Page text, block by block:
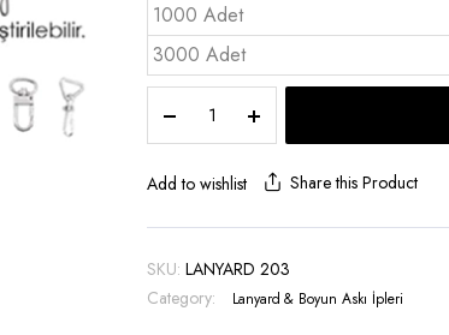
1000 Adet
3000 Adet
Toka
Aparatlı
LANYARD
quantity
Add to wishlist Share this Product
SKU: LANYARD 203
Category:
Lanyard & Boyun Askı İpleri